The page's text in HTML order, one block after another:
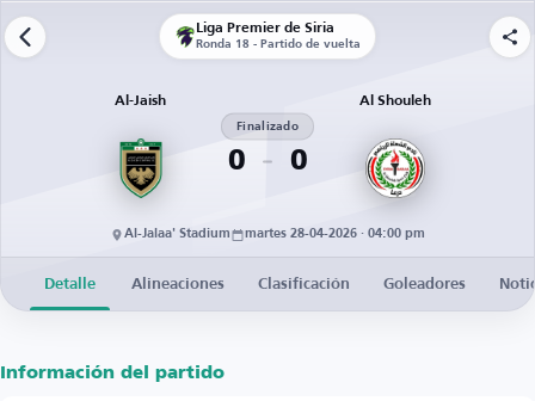
Liga Premier de Siria
Ronda 18 - Partido de vuelta
Al-Jaish
0
Finalizado
0
Al Shouleh
Al-Jalaa' Stadium martes 28-04-2026 · 04:00 pm
Detalle Alineaciones Clasificación Goleadores
Información del partido